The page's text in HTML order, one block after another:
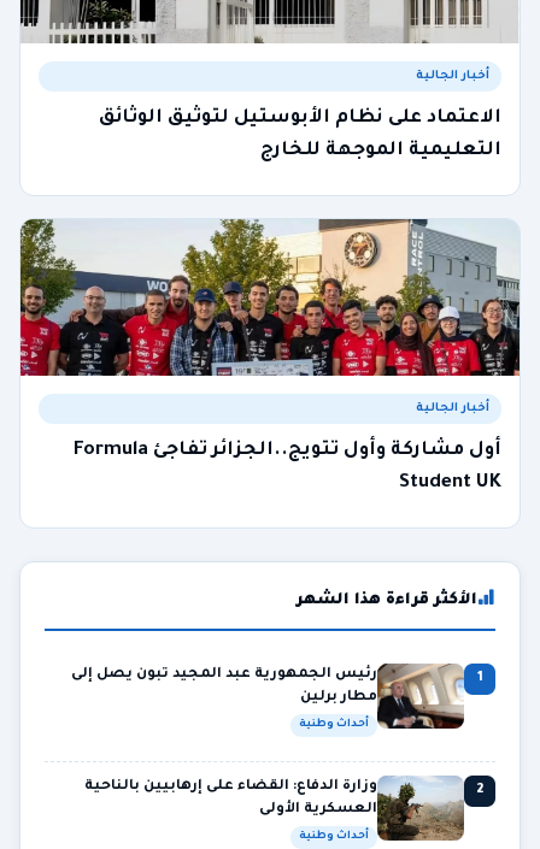
أخبار الجالية
الاعتماد على نظام الأبوستيل لتوثيق الوثائق
التعليمية الموجهة للخارج
أخبار الجالية
أول مشاركة وأول تتويج..الجزائر تفاجئ Formula
Student UK
الأكثر قراءة هذا الشهر
1
رئيس الجمهورية عبد المجيد تبون يصل إلى
مطار برلين
أحداث وطنية
2
وزارة الدفاع: القضاء على إرهابيين بالناحية
العسكرية الأولى
أحداث وطنية